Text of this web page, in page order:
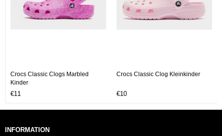
Crocs Classic Clogs Marbled
Kinder
€11
Crocs Classic Clog Kleinkinder
€10
INFORMATION